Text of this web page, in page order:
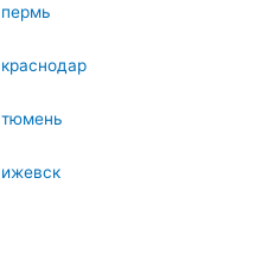
пермь
краснодар
тюмень
ижевск